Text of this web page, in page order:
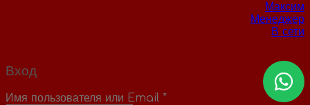
Максим
Менеджер
В сети
Вход
Имя пользователя или Email *